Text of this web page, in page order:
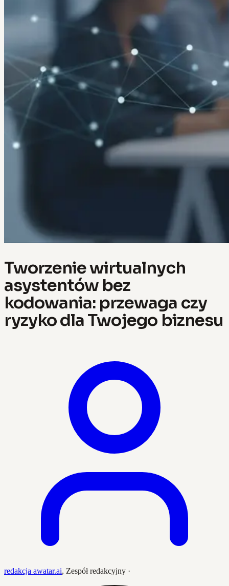
Tworzenie wirtualnych
asystentów bez
kodowania: przewaga czy
ryzyko dla Twojego biznesu
redakcja awatar.ai, Zespół redakcyjny ·